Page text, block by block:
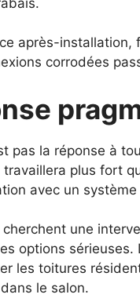
après-installation,
corrodées
pas la réponse à
plus fort
avec un
une
options sérieuses.
les toitures
le salon.